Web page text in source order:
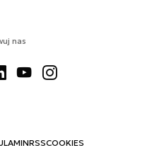
nas
RSSCOOKIES